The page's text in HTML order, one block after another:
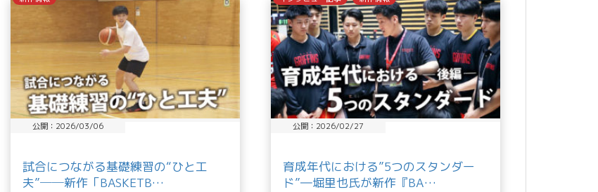
公開：2026/03/06
試合につながる基礎練習の“ひと工
夫”──新作「BASKETB…
公開：2026/02/27
育成年代における”5つのスタンダー
ド”―堀里也氏が新作『BA…